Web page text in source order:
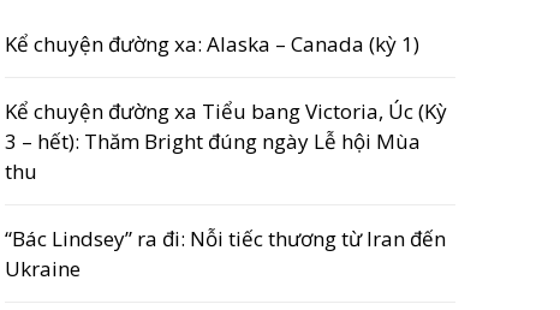
Kể chuyện đường xa: Alaska – Canada (kỳ 1)
Kể chuyện đường xa Tiểu bang Victoria, Úc (Kỳ
3 – hết): Thăm Bright đúng ngày Lễ hội Mùa
thu
“Bác Lindsey” ra đi: Nỗi tiếc thương từ Iran đến
Ukraine